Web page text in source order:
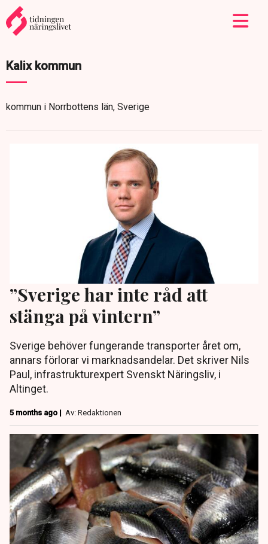
Kalix kommun
kommun i Norrbottens län, Sverige
”Sverige har inte råd att
stänga på vintern”
Sverige behöver fungerande transporter året om,
annars förlorar vi marknadsandelar. Det skriver Nils
Paul, infrastrukturexpert Svenskt Näringsliv, i
Altinget.
5 months ago | Av: Redaktionen